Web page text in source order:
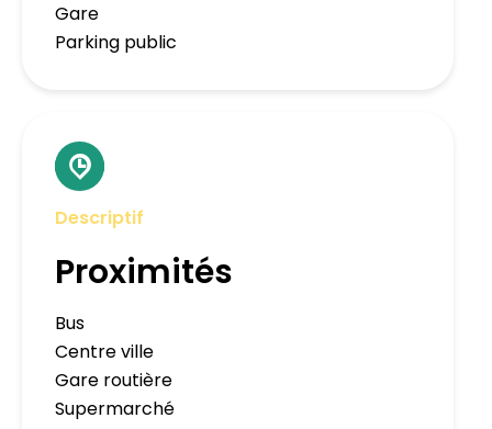
Gare
Parking public
Descriptif
Proximités
Bus
Centre ville
Gare routière
Supermarché